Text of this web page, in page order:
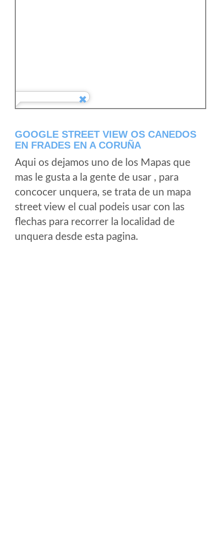
GOOGLE STREET VIEW OS CANEDOS
EN FRADES EN A CORUÑA
Aqui os dejamos uno de los Mapas que
mas le gusta a la gente de usar , para
concocer unquera, se trata de un mapa
street view el cual podeis usar con las
flechas para recorrer la localidad de
unquera desde esta pagina.